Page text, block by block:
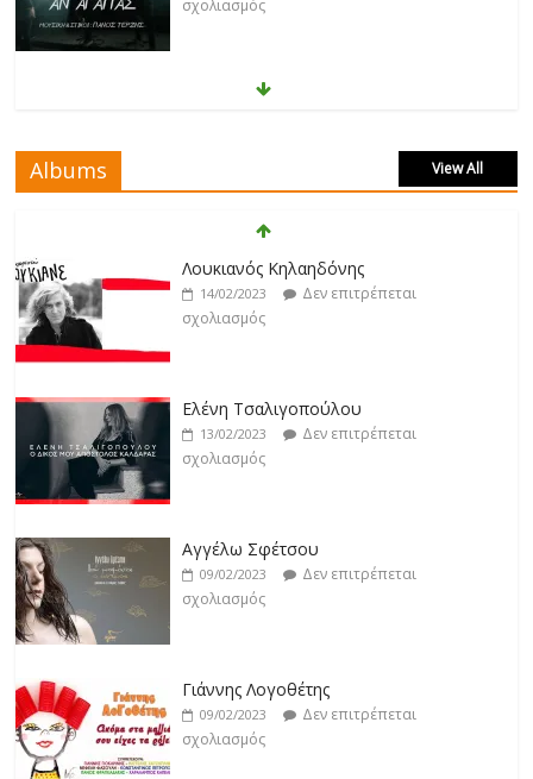
σχολιασμός
Άρτεμις Ρέντζιου
19/02/2023
Δεν επιτρέπεται
σχολιασμός
19/02/2023
Δεν επιτρέπεται
σχολιασμός
18/02/2023
Δεν επιτρέπεται
σχολιασμός
Albums View All
Λουκιανός Κηλαηδόνης
14/02/2023
Δεν επιτρέπεται
σχολιασμός
Ελένη Τσαλιγοπούλου
13/02/2023
Δεν επιτρέπεται
σχολιασμός
Αγγέλω Σφέτσου
09/02/2023
Δεν επιτρέπεται
σχολιασμός
Γιάννης Λογοθέτης
09/02/2023
Δεν επιτρέπεται
σχολιασμός